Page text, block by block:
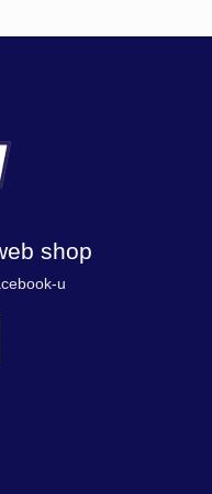
shop
u